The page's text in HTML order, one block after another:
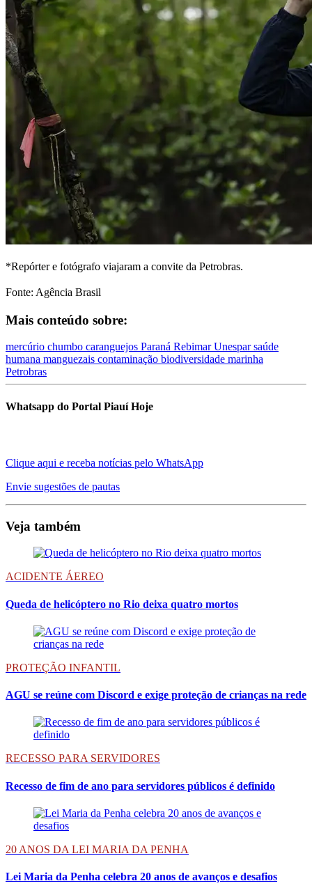
*Repórter e fotógrafo viajaram a convite da Petrobras.
Fonte: Agência Brasil
Mais conteúdo sobre:
mercúrio chumbo caranguejos Paraná RebimarUnesparsaúde
humana manguezais contaminação biodiversidade marinha
Petrobras
Whatsapp do Portal Piauí Hoje
Clique aqui e receba notícias pelo WhatsApp
Envie sugestões de pautas
Veja também
ACIDENTE ÁEREO
Queda de helicóptero no Rio deixa quatro mortos
PROTEÇÃO INFANTIL
AGU se reúne com Discord e exige proteção de crianças na rede
RECESSO PARA SERVIDORES
Recesso de fim de ano para servidores públicos é definido
20 ANOS DA LEI MARIA DA PENHA
Lei Maria da Penha celebra 20 anos de avanços e desafios